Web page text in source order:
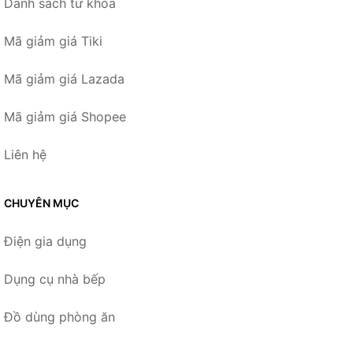
Danh sách từ khóa
Mã giảm giá Tiki
Mã giảm giá Lazada
Mã giảm giá Shopee
Liên hệ
CHUYÊN MỤC
Điện gia dụng
Dụng cụ nhà bếp
Đồ dùng phòng ăn